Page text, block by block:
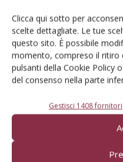
Clicca qui sotto per
scelte dettagliate. Le tue
questo sito. È possibile
momento, compreso il ritiro
pulsanti della Cookie Policy
del consenso nella parte
Gestisci 1408 fornitori
NOTIZIE DALLE AZIENDE 1 Agosto
Bkt rinnova
Cricket Australia
Prosegue la partnership di
Il Contoterzista
NOTIZIE DALLE AZIENDE